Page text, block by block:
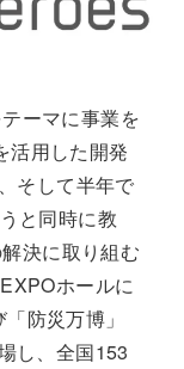
ーマに事業を
活用した開発
そして半年で
と同時に教
決に取り組む
ホールに
防災万博」
し、全国153